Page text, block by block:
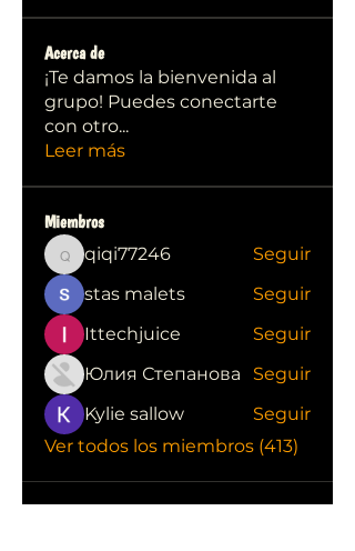
Acerca de
¡Te damos la bienvenida al
grupo! Puedes conectarte
con otro...
Leer más
Miembros
qiqi77246
qiqi77246
Seguir
stas malets
Seguir
Ittechjuice
Seguir
Юлия Степанова
Seguir
Kylie sallow
Seguir
Ver todos los miembros (413)